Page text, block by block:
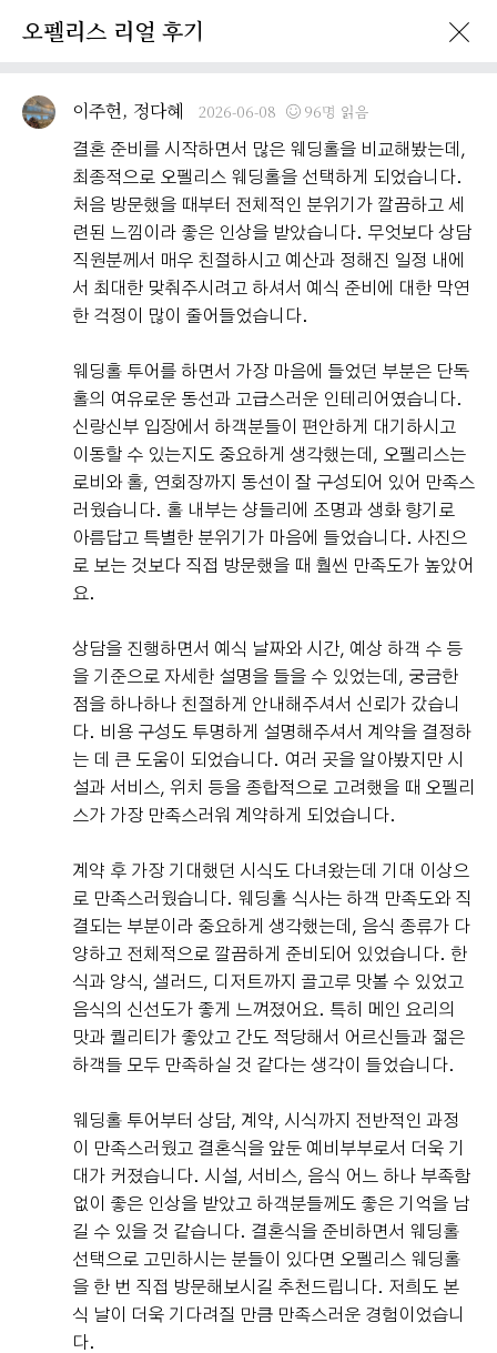
오펠리스 리얼 후기
이주헌, 정다혜 2026-06-08 96명 읽음
결혼 준비를 시작하면서 많은 웨딩홀을 비교해봤는데,
최종적으로 오펠리스 웨딩홀을 선택하게 되었습니다.
처음 방문했을 때부터 전체적인 분위기가 깔끔하고 세
련된 느낌이라 좋은 인상을 받았습니다. 무엇보다 상담
직원분께서 매우 친절하시고 예산과 정해진 일정 내에
서 최대한 맞춰주시려고 하셔서 예식 준비에 대한 막연
한 걱정이 많이 줄어들었습니다.
웨딩홀 투어를 하면서 가장 마음에 들었던 부분은 단독
홀의 여유로운 동선과 고급스러운 인테리어였습니다.
신랑신부 입장에서 하객분들이 편안하게 대기하시고
이동할 수 있는지도 중요하게 생각했는데, 오펠리스는
로비와 홀, 연회장까지 동선이 잘 구성되어 있어 만족스
러웠습니다. 홀 내부는 샹들리에 조명과 생화 향기로
아름답고 특별한 분위기가 마음에 들었습니다. 사진으
로 보는 것보다 직접 방문했을 때 훨씬 만족도가 높았어
요.
상담을 진행하면서 예식 날짜와 시간, 예상 하객 수 등
을 기준으로 자세한 설명을 들을 수 있었는데, 궁금한
점을 하나하나 친절하게 안내해주셔서 신뢰가 갔습니
다. 비용 구성도 투명하게 설명해주셔서 계약을 결정하
는 데 큰 도움이 되었습니다. 여러 곳을 알아봤지만 시
설과 서비스, 위치 등을 종합적으로 고려했을 때 오펠리
스가 가장 만족스러워 계약하게 되었습니다.
계약 후 가장 기대했던 시식도 다녀왔는데 기대 이상으
로 만족스러웠습니다. 웨딩홀 식사는 하객 만족도와 직
결되는 부분이라 중요하게 생각했는데, 음식 종류가 다
양하고 전체적으로 깔끔하게 준비되어 있었습니다. 한
식과 양식, 샐러드, 디저트까지 골고루 맛볼 수 있었고
음식의 신선도가 좋게 느껴졌어요. 특히 메인 요리의
맛과 퀄리티가 좋았고 간도 적당해서 어르신들과 젊은
하객들 모두 만족하실 것 같다는 생각이 들었습니다.
웨딩홀 투어부터 상담, 계약, 시식까지 전반적인 과정
이 만족스러웠고 결혼식을 앞둔 예비부부로서 더욱 기
대가 커졌습니다. 시설, 서비스, 음식 어느 하나 부족함
없이 좋은 인상을 받았고 하객분들께도 좋은 기억을 남
길 수 있을 것 같습니다. 결혼식을 준비하면서 웨딩홀
선택으로 고민하시는 분들이 있다면 오펠리스 웨딩홀
을 한 번 직접 방문해보시길 추천드립니다. 저희도 본
식 날이 더욱 기다려질 만큼 만족스러운 경험이었습니
다.